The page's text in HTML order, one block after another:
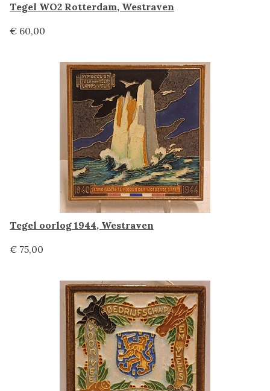
Tegel WO2 Rotterdam, Westraven
€ 60,00
Tegel oorlog 1944, Westraven
€ 75,00